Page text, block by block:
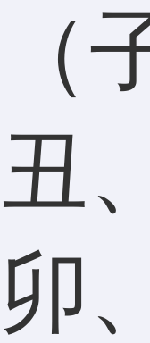
（
丑
卯